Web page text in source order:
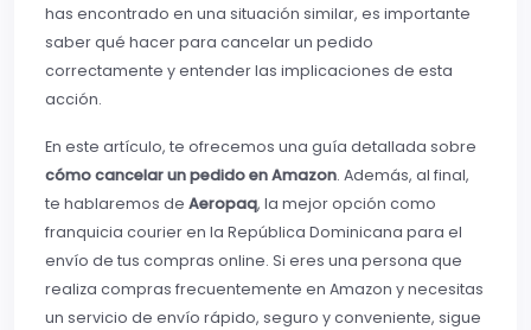
has encontrado en una situación similar, es importante
saber qué hacer para cancelar un pedido
correctamente y entender las implicaciones de esta
acción.
En este artículo, te ofrecemos una guía detallada sobre
cómo cancelar un pedido en Amazon. Además, al final,
te hablaremos de Aeropaq, la mejor opción como
franquicia courier en la República Dominicana para el
envío de tus compras online. Si eres una persona que
realiza compras frecuentemente en Amazon y necesitas
un servicio de envío rápido, seguro y conveniente, sigue